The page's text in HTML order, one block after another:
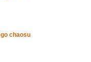
chaosu